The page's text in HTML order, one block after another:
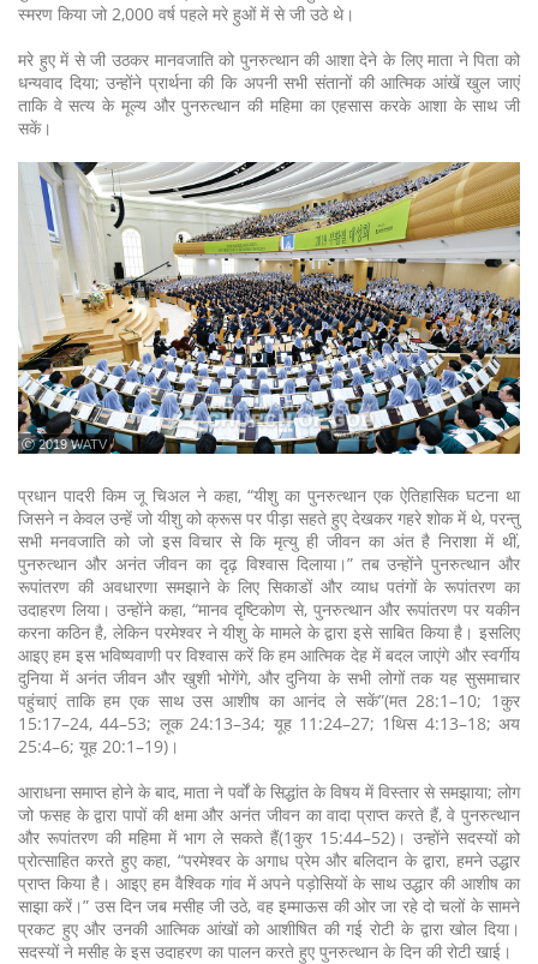
स्मरण किया जो 2,000 वर्ष पहले मरे हुओं में से जी उठे थे।
मरे हुए में से जी उठकर मानवजाति को पुनरुत्थान की आशा देने के लिए माता ने पिता को
धन्यवाद दिया; उन्होंने प्रार्थना की कि अपनी सभी संतानों की आत्मिक आंखें खुल जाएं
ताकि वे सत्य के मूल्य और पुनरुत्थान की महिमा का एहसास करके आशा के साथ जी
सकें।
ⓒ 2019 WATV
प्रधान पादरी किम जू चिअल ने कहा, “यीशु का पुनरुत्थान एक ऐतिहासिक घटना था
जिसने न केवल उन्हें जो यीशु को क्रूस पर पीड़ा सहते हुए देखकर गहरे शोक में थे, परन्तु
सभी मनवजाति को जो इस विचार से कि मृत्यु ही जीवन का अंत है निराशा में थीं,
पुनरुत्थान और अनंत जीवन का दृढ़ विश्वास दिलाया।” तब उन्होंने पुनरुत्थान और
रूपांतरण की अवधारणा समझाने के लिए सिकाडों और व्याध पतंगों के रूपांतरण का
उदाहरण लिया। उन्होंने कहा, “मानव दृष्टिकोण से, पुनरुत्थान और रूपांतरण पर यकीन
करना कठिन है, लेकिन परमेश्वर ने यीशु के मामले के द्वारा इसे साबित किया है। इसलिए
आइए हम इस भविष्यवाणी पर विश्वास करें कि हम आत्मिक देह में बदल जाएंगे और स्वर्गीय
दुनिया में अनंत जीवन और खुशी भोगेंगे, और दुनिया के सभी लोगों तक यह सुसमाचार
पहुंचाएं ताकि हम एक साथ उस आशीष का आनंद ले सकें”(मत 28:1–10; 1कुर
15:17–24, 44–53; लूक 24:13–34; यूह 11:24–27; 1थिस 4:13–18; अय
25:4–6; यूह 20:1–19)।
आराधना समाप्त होने के बाद, माता ने पर्वों के सिद्धांत के विषय में विस्तार से समझाया; लोग
जो फसह के द्वारा पापों की क्षमा और अनंत जीवन का वादा प्राप्त करते हैं, वे पुनरुत्थान
और रूपांतरण की महिमा में भाग ले सकते हैं(1कुर 15:44–52)। उन्होंने सदस्यों को
प्रोत्साहित करते हुए कहा, “परमेश्वर के अगाध प्रेम और बलिदान के द्वारा, हमने उद्धार
प्राप्त किया है। आइए हम वैश्विक गांव में अपने पड़ोसियों के साथ उद्धार की आशीष का
साझा करें।” उस दिन जब मसीह जी उठे, वह इम्माऊस की ओर जा रहे दो चलों के सामने
प्रकट हुए और उनकी आत्मिक आंखों को आशीषित की गई रोटी के द्वारा खोल दिया।
सदस्यों ने मसीह के इस उदाहरण का पालन करते हुए पुनरुत्थान के दिन की रोटी खाई।